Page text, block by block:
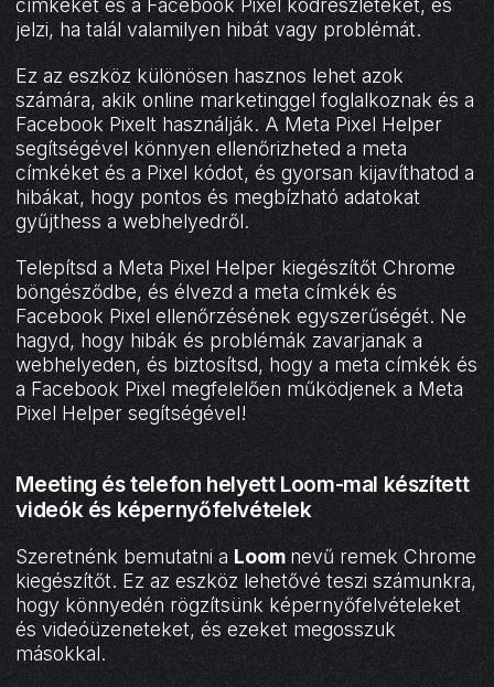
jelzi, ha talál valamilyen hibát vagy problémát.
Ez az eszköz különösen hasznos lehet azok
számára, akik online marketinggel foglalkoznak és a
Facebook Pixelt használják. A Meta Pixel Helper
segítségével könnyen ellenőrizheted a meta
címkéket és a Pixel kódot, és gyorsan kijavíthatod a
hibákat, hogy pontos és megbízható adatokat
gyűjthess a webhelyedről.
Telepítsd a Meta Pixel Helper kiegészítőt Chrome
böngésződbe, és élvezd a meta címkék és
Facebook Pixel ellenőrzésének egyszerűségét. Ne
hagyd, hogy hibák és problémák zavarjanak a
webhelyeden, és biztosítsd, hogy a meta címkék és
a Facebook Pixel megfelelően működjenek a Meta
Pixel Helper segítségével!
Meeting és telefon helyett Loom-mal készített
videók és képernyőfelvételek
Szeretnénk bemutatni a Loom nevű remek Chrome
kiegészítőt. Ez az eszköz lehetővé teszi számunkra,
hogy könnyedén rögzítsünk képernyőfelvételeket
és videóüzeneteket, és ezeket megosszuk
másokkal.